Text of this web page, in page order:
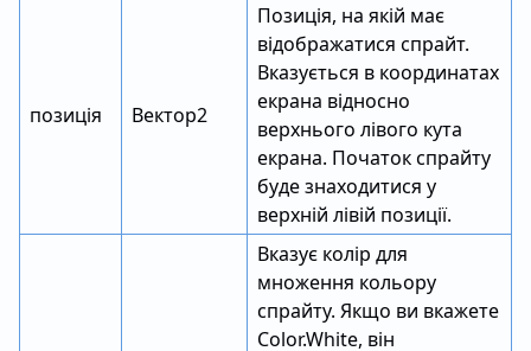
позиція Вектор2
Позиція, на якій має
відображатися спрайт.
Вказується в координатах
екрана відносно
верхнього лівого кута
екрана. Початок спрайту
буде знаходитися у
верхній лівій позиції.
Вказує колір для
множення кольору
спрайту. Якщо ви вкажете
Color.White, він